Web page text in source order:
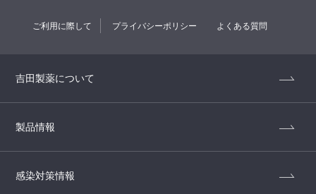
ご利用に際して プライバシーポリシー よくある質問
吉田製薬について
製品情報
感染対策情報